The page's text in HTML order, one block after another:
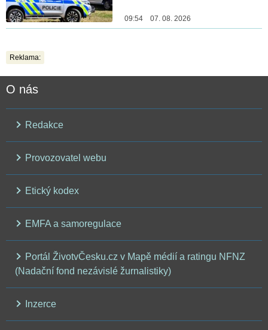
09:54 07. 08. 2026
Reklama:
O nás
Redakce
Provozovatel webu
Etický kodex
EMFA a samoregulace
Portál ŽivotvČesku.cz v Mapě médií a ratingu NFNZ
(Nadační fond nezávislé žurnalistiky)
Inzerce